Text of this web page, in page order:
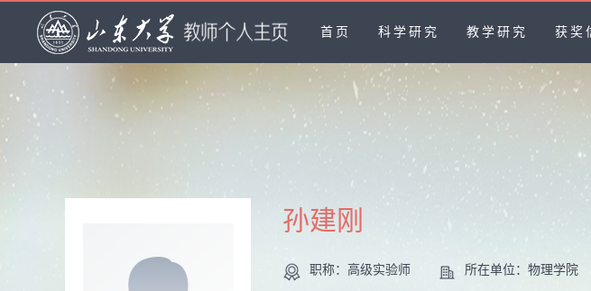
首页 科学研究 教学研究 获奖
孙建刚
职称：高级实验师 所在单位：物理学院